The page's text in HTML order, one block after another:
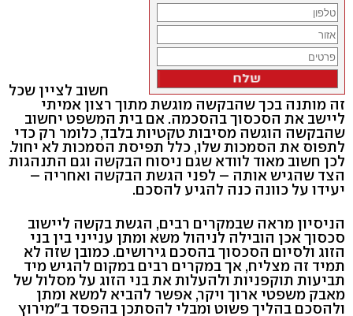
חשוב לציין שכל
זה מותנה בכך שהבקשה מוגשת מתוך רצון אמיתי
ליישב את הסכסוך בהסכמה. אם בית המשפט יחשוב
שהבקשה הוגשה מסיבות טקטיות בלבד, כלומר רק כדי
לתפוס את הסמכות שלו, כלל תפיסת הסמכות לא יחול.
לכן חשוב מאוד לוודא שגם ניסוח הבקשה וגם התנהגות
הצד שהגיש אותה – לפני הגשת הבקשה ואחריה –
יעידו על כוונה כנה להגיע להסכם.
הניסיון מראה שבמקרים רבים, הגשת בקשה ליישוב
סכסוך אכן הובילה לניהול משא ומתן ענייני בין בני
הזוג ולסיום הסכסוך בהסכם גירושים. כמובן שזה לא
תמיד זה מצליח, אך במקרים רבים במקום להגיש מיד
תביעות תוקפניות ולהעלות את בני הזוג על מסלול של
מאבק משפטי ארוך ויקר, אפשר להביא למשא ומתן
ולהסכם בהליך פשוט ומבלי להסתכן בהפסד ב"מירוץ